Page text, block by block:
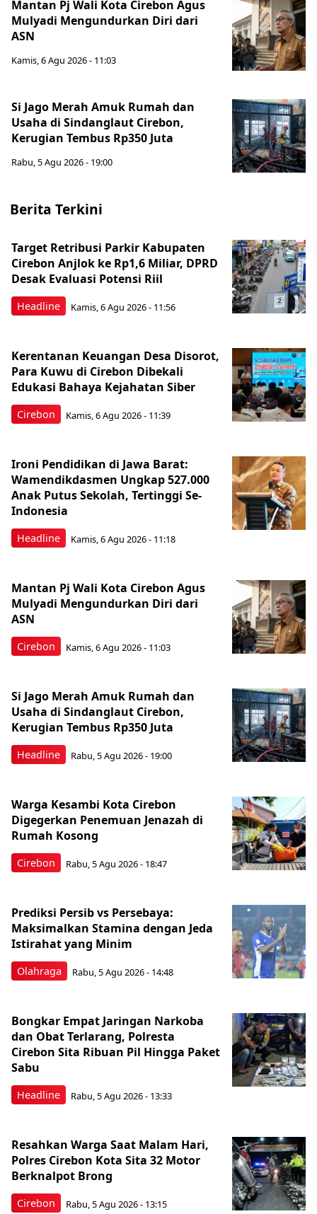
Mantan Pj Wali Kota Cirebon Agus
Mulyadi Mengundurkan Diri dari
ASN
Kamis, 6 Agu 2026 - 11:03
Si Jago Merah Amuk Rumah dan
Usaha di Sindanglaut Cirebon,
Kerugian Tembus Rp350 Juta
Rabu, 5 Agu 2026 - 19:00
Berita Terkini
Headline
Target Retribusi Parkir Kabupaten
Cirebon Anjlok ke Rp1,6 Miliar, DPRD
Desak Evaluasi Potensi Riil
Kamis, 6 Agu 2026 - 11:56
Cirebon
Kerentanan Keuangan Desa Disorot,
Para Kuwu di Cirebon Dibekali
Edukasi Bahaya Kejahatan Siber
Kamis, 6 Agu 2026 - 11:39
Headline
Ironi Pendidikan di Jawa Barat:
Wamendikdasmen Ungkap 527.000
Anak Putus Sekolah, Tertinggi Se-
Indonesia
Kamis, 6 Agu 2026 - 11:18
Cirebon
Mantan Pj Wali Kota Cirebon Agus
Mulyadi Mengundurkan Diri dari
ASN
Kamis, 6 Agu 2026 - 11:03
Headline
Si Jago Merah Amuk Rumah dan
Usaha di Sindanglaut Cirebon,
Kerugian Tembus Rp350 Juta
Rabu, 5 Agu 2026 - 19:00
Cirebon
Warga Kesambi Kota Cirebon
Digegerkan Penemuan Jenazah di
Rumah Kosong
Rabu, 5 Agu 2026 - 18:47
Olahraga
Prediksi Persib vs Persebaya:
Maksimalkan Stamina dengan Jeda
Istirahat yang Minim
Rabu, 5 Agu 2026 - 14:48
Headline
Bongkar Empat Jaringan Narkoba
dan Obat Terlarang, Polresta
Cirebon Sita Ribuan Pil Hingga Paket
Sabu
Rabu, 5 Agu 2026 - 13:33
Cirebon
Resahkan Warga Saat Malam Hari,
Polres Cirebon Kota Sita 32 Motor
Berknalpot Brong
Rabu, 5 Agu 2026 - 13:15